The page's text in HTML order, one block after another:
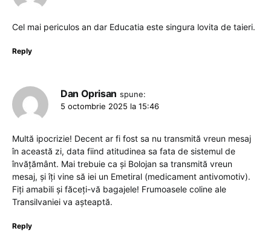
Cel mai periculos an dar Educatia este singura lovita de taieri.
Reply
Dan Oprisan spune:
5 octombrie 2025 la 15:46
Multă ipocrizie! Decent ar fi fost sa nu transmită vreun mesaj
în această zi, data fiind atitudinea sa fata de sistemul de
învățământ. Mai trebuie ca și Bolojan sa transmită vreun
mesaj, și îți vine să iei un Emetiral (medicament antivomotiv).
Fiți amabili și făceți-vă bagajele! Frumoasele coline ale
Transilvaniei va așteaptă.
Reply